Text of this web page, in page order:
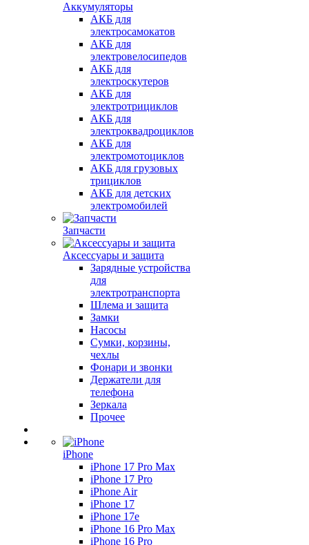
Аккумуляторы
АКБ для
электросамокатов
АКБ для
электровелосипедов
АКБ для
электроскутеров
АКБ для
электротрициклов
АКБ для
электроквадроциклов
АКБ для
электромотоциклов
АКБ для грузовых
трициклов
АКБ для детских
электромобилей
Запчасти
Аксессуары и защита
Зарядные устройства
для
электротранспорта
Шлема и защита
Замки
Насосы
Сумки, корзины,
чехлы
Фонари и звонки
Держатели для
телефона
Зеркала
Прочее
iPhone
iPhone 17 Pro Max
iPhone 17 Pro
iPhone Air
iPhone 17
iPhone 17e
iPhone 16 Pro Max
iPhone 16 Pro